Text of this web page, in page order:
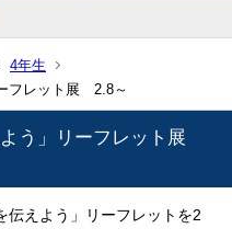
4年生
フレット展 2.8～
う」リーフレット展
伝えよう」リーフレットを2